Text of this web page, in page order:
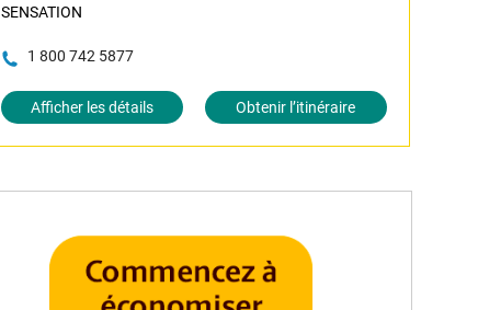
SENSATION
1 800 742 5877
Afficher les détails Obtenir l’itinéraire